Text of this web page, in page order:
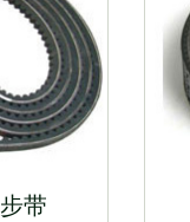
带